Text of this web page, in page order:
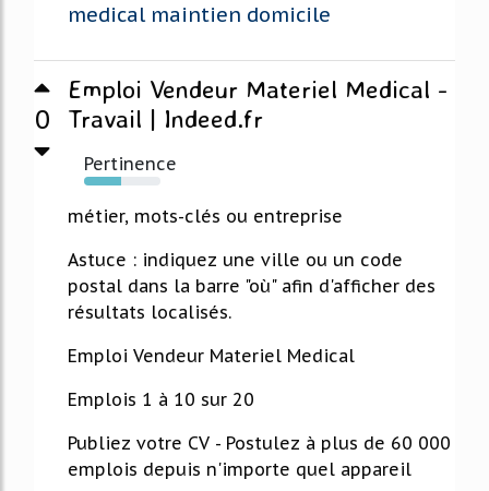
medical maintien domicile
0
Emploi Vendeur Materiel Medical -
Travail | Indeed.fr
Pertinence
48%
métier, mots-clés ou entreprise
Astuce : indiquez une ville ou un code
postal dans la barre "où" afin d'afficher des
résultats localisés.
Emploi Vendeur Materiel Medical
Emplois 1 à 10 sur 20
Publiez votre CV - Postulez à plus de 60 000
emplois depuis n'importe quel appareil